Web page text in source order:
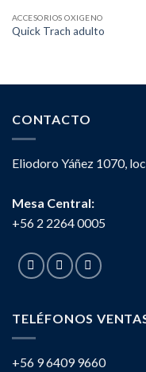
ACCESORIOS OXIGENO
Quick Trach adulto
CONTACTO
Eliodoro Yáñez 1070,
Mesa Central:
+56 2 2264 0005
TELÉFONOS
+56 9 6409 9660